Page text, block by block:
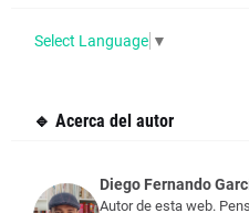
Select Language ▼
🔹 Acerca del autor
Diego Fernando
Autor de esta web.